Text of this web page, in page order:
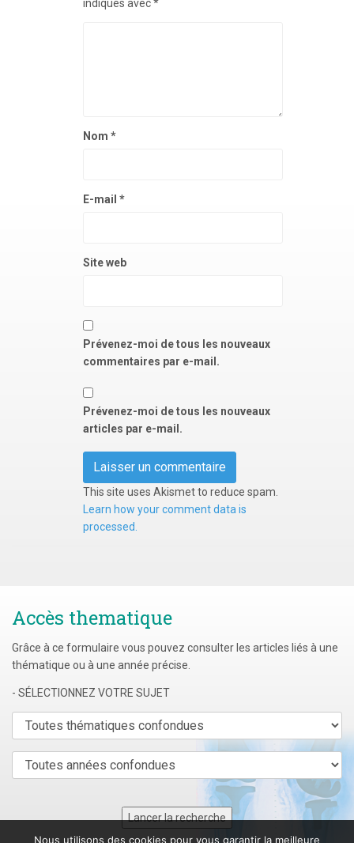
indiqués avec*
Nom *
E-mail *
Site web
Prévenez-moi de tous les nouveaux
commentaires par e-mail.
Prévenez-moi de tous les nouveaux
articles par e-mail.
This site uses Akismet to reduce spam.
Learn how your comment data is
processed.
Accès thematique
Grâce à ce formulaire vous pouvez consulter les articles liés à une
thématique ou à une année précise.
- SÉLECTIONNEZ VOTRE SUJET
Nous utilisons des cookies pour vous garantir la meilleure